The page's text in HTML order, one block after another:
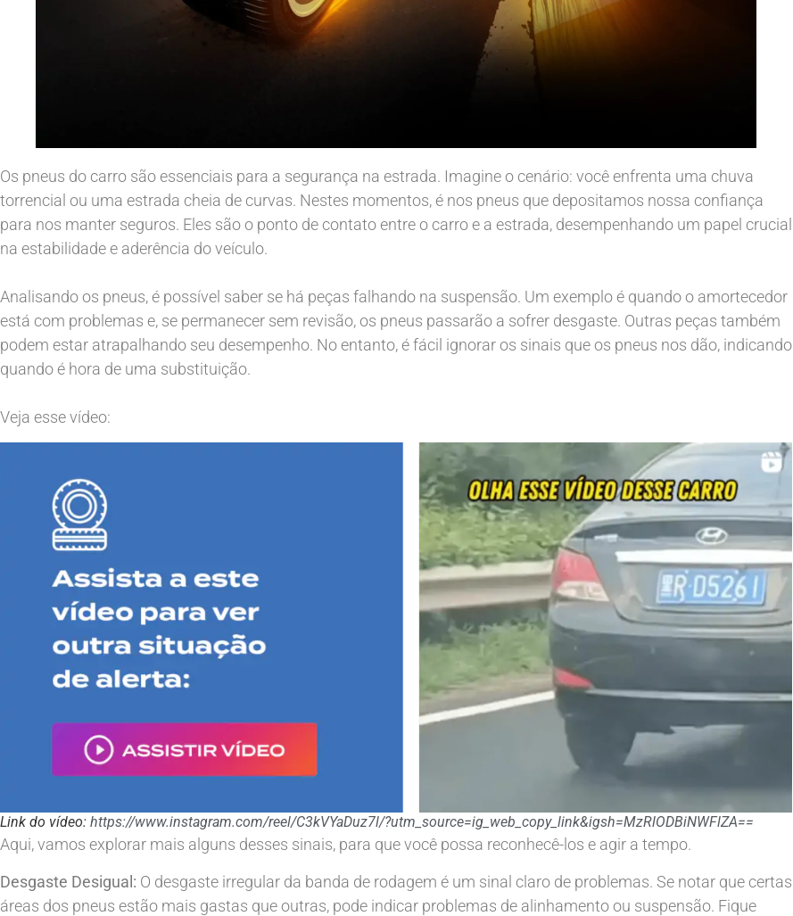
Os pneus do carro são essenciais para a segurança na estrada. Imagine o cenário: você enfrenta uma chuva
torrencial ou uma estrada cheia de curvas. Nestes momentos, é nos pneus que depositamos nossa confiança
para nos manter seguros. Eles são o ponto de contato entre o carro e a estrada, desempenhando um papel crucial
na estabilidade e aderência do veículo.
Analisando os pneus, é possível saber se há peças falhando na suspensão. Um exemplo é quando o amortecedor
está com problemas e, se permanecer sem revisão, os pneus passarão a sofrer desgaste. Outras peças também
podem estar atrapalhando seu desempenho. No entanto, é fácil ignorar os sinais que os pneus nos dão, indicando
quando é hora de uma substituição.
Veja esse vídeo:
Link do vídeo: https://www.instagram.com/reel/C3kVYaDuz7l/?utm_source=ig_web_copy_link&igsh=MzRlODBiNWFlZA==
Aqui, vamos explorar mais alguns desses sinais, para que você possa reconhecê-los e agir a tempo.
Desgaste Desigual: O desgaste irregular da banda de rodagem é um sinal claro de problemas. Se notar que certas
áreas dos pneus estão mais gastas que outras, pode indicar problemas de alinhamento ou suspensão. Fique